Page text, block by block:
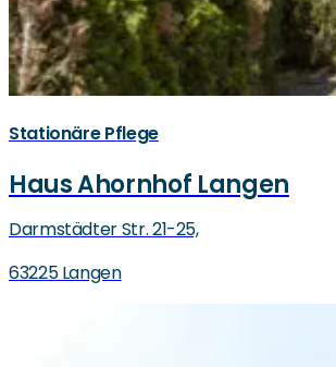
Stationäre Pflege
Haus Ahornhof Langen
Darmstädter Str. 21-25,
63225 Langen